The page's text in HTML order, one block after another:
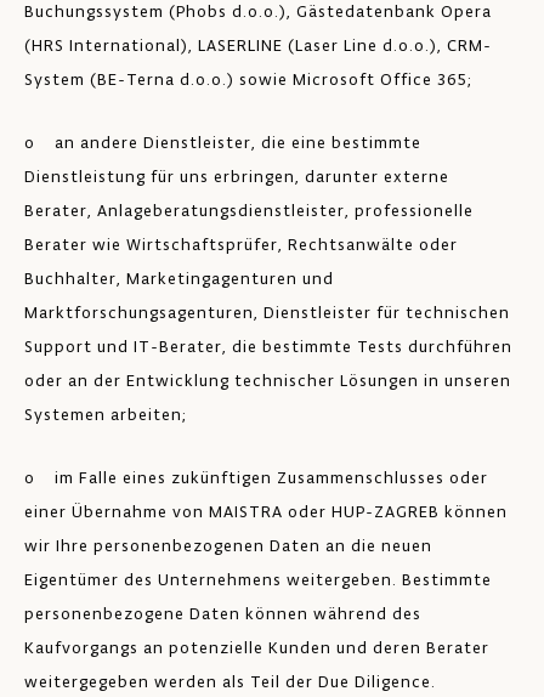
Buchungssystem (Phobs d.o.o.), Gästedatenbank Opera
(HRS International), LASERLINE (Laser Line d.o.o.), CRM-
System (BE-Terna d.o.o.) sowie Microsoft Office 365;
o an andere Dienstleister, die eine bestimmte
Dienstleistung für uns erbringen, darunter externe
Berater, Anlageberatungsdienstleister, professionelle
Berater wie Wirtschaftsprüfer, Rechtsanwälte oder
Buchhalter, Marketingagenturen und
Marktforschungsagenturen, Dienstleister für technischen
Support und IT-Berater, die bestimmte Tests durchführen
oder an der Entwicklung technischer Lösungen in unseren
Systemen arbeiten;
o im Falle eines zukünftigen Zusammenschlusses oder
einer Übernahme von MAISTRA oder HUP-ZAGREB können
wir Ihre personenbezogenen Daten an die neuen
Eigentümer des Unternehmens weitergeben. Bestimmte
personenbezogene Daten können während des
Kaufvorgangs an potenzielle Kunden und deren Berater
weitergegeben werden als Teil der Due Diligence.